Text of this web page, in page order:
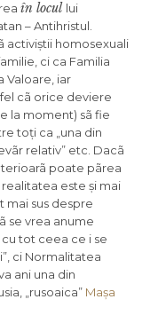
în locul lui
– Antihristul.
activiștii homosexuali
ci ca Familia
Valoare, iar
cã orice deviere
la moment) sã fie
toți ca „una din
relativ” etc. Dacã
poate pãrea
este și mai
mai sus despre
se vrea anume
tot ceea ce i se
ci Normalitatea
ani una din
„rusoaica” Mașa